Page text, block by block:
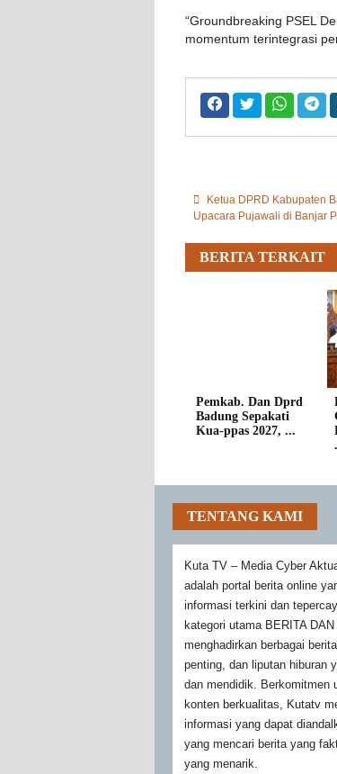
“Groundbreaking PSEL
momentum terintegrasi
Ketua DPRD Kabupaten
Upacara Pujawali di Banjar
BERITA TERKAIT
Pemkab. Dan Dprd
Badung Sepakati
Kua-ppas 2027, ...
TENTANG KAMI
Kuta TV – Media Cyber
adalah portal berita online
informasi terkini dan
kategori utama BERITA
menghadirkan berbagai
penting, dan liputan hiburan
dan mendidik. Berkomitmen
konten berkualitas, Kutatv
informasi yang dapat
yang mencari berita yang
yang menarik.